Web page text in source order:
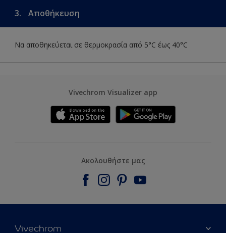
3. Αποθήκευση
Να αποθηκεύεται σε θερμοκρασία από 5°C έως 40°C
Vivechrom Visualizer app
Ακολουθήστε μας
Vivechrom